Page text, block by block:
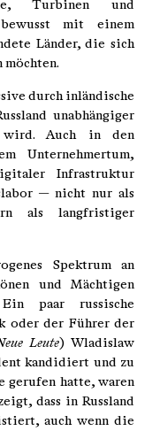
Turbinen und
bewusst mit einem
Länder, die sich
möchten.
durch inländische
unabhängiger
wird. Auch in den
Unternehmertum,
Infrastruktur
— nicht nur als
als langfristiger
Spektrum an
und Mächtigen
paar russische
oder der Führer der
Leute) Wladislaw
kandidiert und zu
gerufen hatte, waren
dass in Russland
auch wenn die